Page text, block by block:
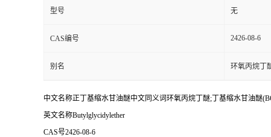
型号 无
CAS编号 2426-08-6
别名 环氧丙烷丁
中文名称正丁基缩水甘油醚中文同义词环氧丙烷丁醚;丁基缩水甘油醚
英文名称Butylglycidylether
CAS号2426-08-6